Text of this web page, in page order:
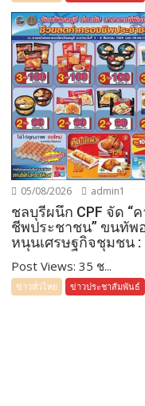
05/08/2026 admin1
ชลบุรีผนึก CPF จัด “
ชีพประชาชน” ขนทัพ
หนุนเศรษฐกิจชุมชน :
Post Views: 35 ช...
ข่าวทั่วไทย ข่าวประชาสัมพันธ์